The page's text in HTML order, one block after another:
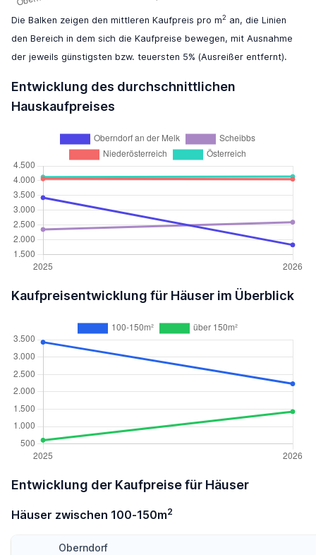
Die Balken zeigen den mittleren Kaufpreis pro m2 an, die Linien
den Bereich in dem sich die Kaufpreise bewegen, mit Ausnahme
der jeweils günstigsten bzw. teuersten 5% (Ausreißer entfernt).
Entwicklung des durchschnittlichen
Hauskaufpreises
Kaufpreisentwicklung für Häuser im Überblick
Entwicklung der Kaufpreise für Häuser
Häuser zwischen 100-150m2
Oberndorf